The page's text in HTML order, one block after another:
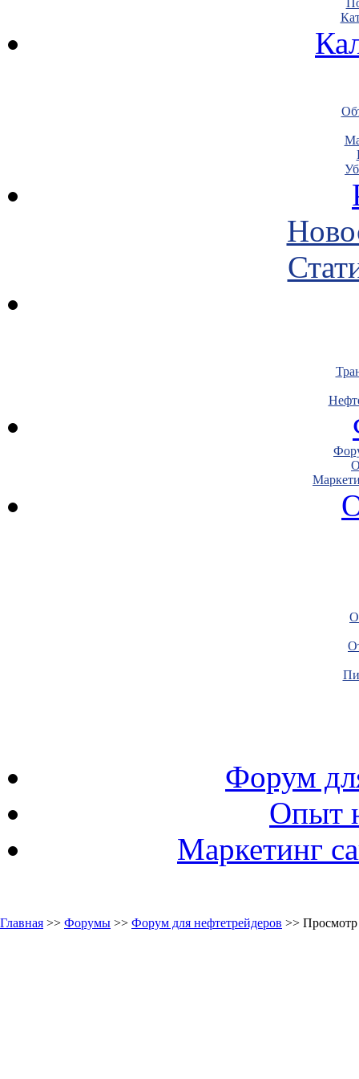
Форум
Опыт
Маркетинг
Главная >> Форумы >> Форум для нефтетрейдеров >>